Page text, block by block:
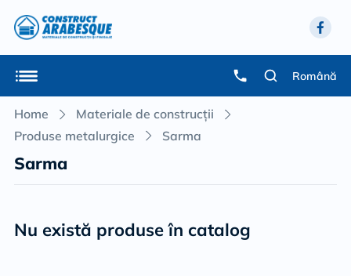
Română
Home
Materiale de construcții
Produse metalurgice
Sarma
Sarma
Nu există produse în catalog